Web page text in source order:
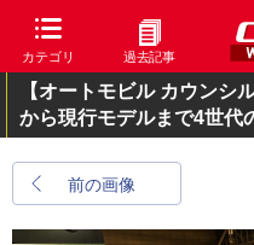
カテゴリ 過去記事
【オートモビル カウンシ
から現行モデルまで4世代
前の画像